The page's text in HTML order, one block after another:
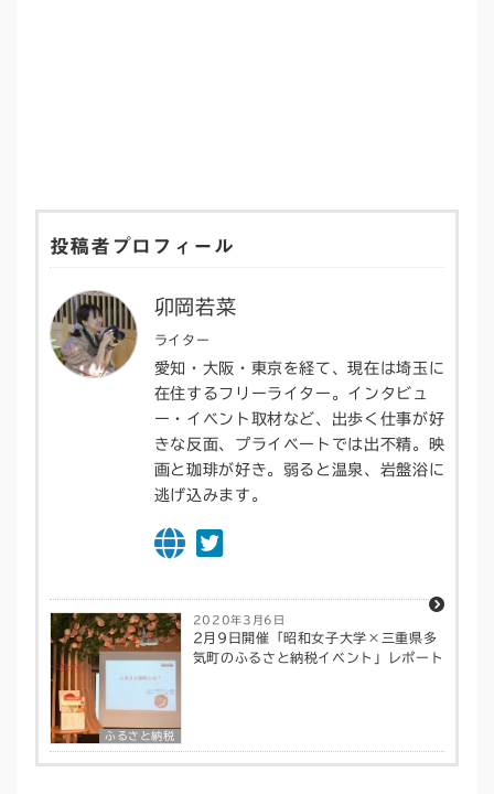
投稿者プロフィール
卯岡若菜
ライター
愛知・大阪・東京を経て、現在は埼玉に
在住するフリーライター。インタビュ
ー・イベント取材など、出歩く仕事が好
きな反面、プライベートでは出不精。映
画と珈琲が好き。弱ると温泉、岩盤浴に
逃げ込みます。
ふるさと納税
2020年3月6日
2月9日開催「昭和女子大学×三重県多
気町のふるさと納税イベント」レポート